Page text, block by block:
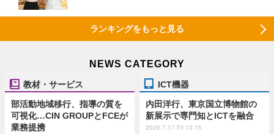
ランキングをもっと見る
NEWS CATEGORY
教材・サービス
部活動地域移行、指導の質を
可視化…CIN GROUPとFCEが
業務提携
ICT機器
内田洋行、東京国立博物館の
新展示で専門知とICTを融合
2026.7.17 Fri 13:15